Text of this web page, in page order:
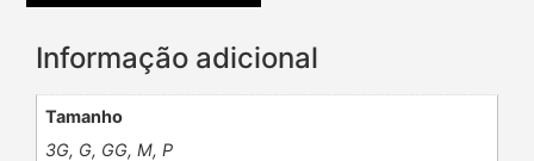
Informação adicional
Tamanho
3G, G, GG, M, P